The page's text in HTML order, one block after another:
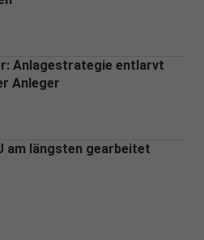
Anlagestrategie entlarvt
Anleger
am längsten gearbeitet